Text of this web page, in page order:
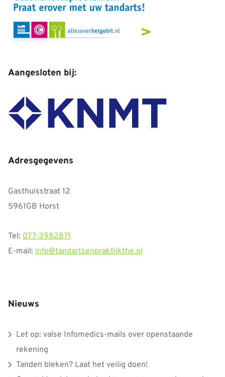
Aangesloten bij:
Adresgegevens
Gasthuisstraat 12
5961GB Horst
Tel: 077-3982871
E-mail: info@tandartsenpraktijkthe.nl
Nieuws
Let op: valse Infomedics-mails over openstaande
rekening
Tanden bleken? Laat het veilig doen!